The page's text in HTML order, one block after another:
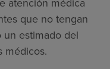
que no tengan
estimado del
médicos.